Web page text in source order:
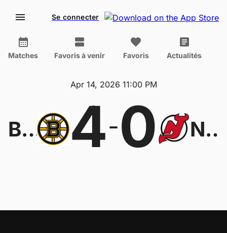
Se connecter
Matches Favoris à venir Favoris Actualités
Apr 14, 2026 11:00 PM
Boston Bruins 4-0 New Jersey Devils